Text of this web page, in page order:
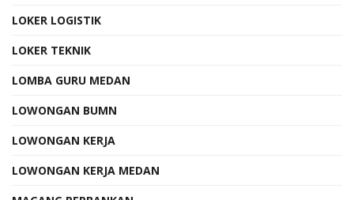
LOKER LOGISTIK
LOKER TEKNIK
LOMBA GURU MEDAN
LOWONGAN BUMN
LOWONGAN KERJA
LOWONGAN KERJA MEDAN